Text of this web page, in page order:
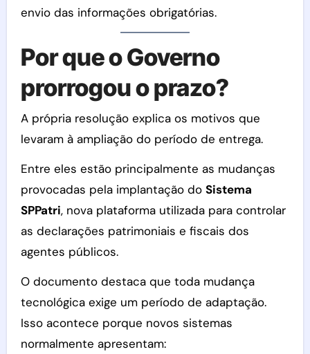
envio das informações obrigatórias.
Por que o Governo
prorrogou o prazo?
A própria resolução explica os motivos que
levaram à ampliação do período de entrega.
Entre eles estão principalmente as mudanças
provocadas pela implantação do Sistema
SPPatri, nova plataforma utilizada para controlar
as declarações patrimoniais e fiscais dos
agentes públicos.
O documento destaca que toda mudança
tecnológica exige um período de adaptação.
Isso acontece porque novos sistemas
normalmente apresentam: